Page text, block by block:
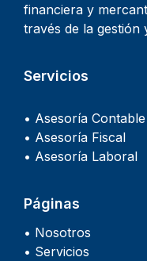
financiera y
través de la gestión
Servicios
• Asesoría Contable
• Asesoría Fiscal
• Asesoría Laboral
Páginas
• Nosotros
• Servicios